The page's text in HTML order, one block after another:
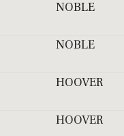
NOBLE
NOBLE
HOOVER
HOOVER